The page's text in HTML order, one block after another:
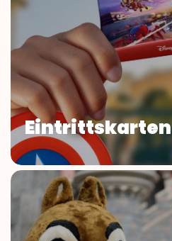
Eintrittskarten